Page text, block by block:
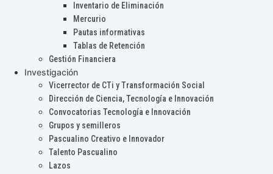
Inventario de Eliminación
Mercurio
Pautas informativas
Tablas de Retención
Gestión Financiera
Investigación
Vicerrector de CTi y Transformación Social
Dirección de Ciencia, Tecnología e Innovación
Convocatorias Tecnología e Innovación
Grupos y semilleros
Pascualino Creativo e Innovador
Talento Pascualino
Lazos